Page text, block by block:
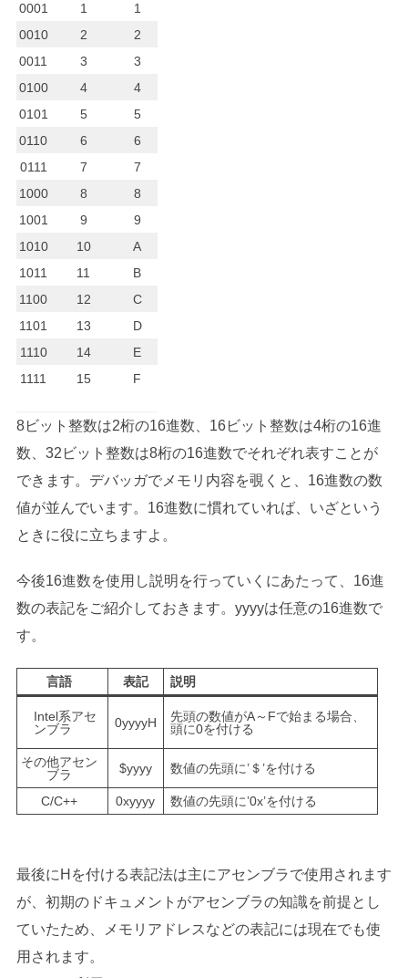
0001
1
1
0010
2
2
0011
3
3
0100
4
4
0101
5
5
0110
6
6
0111
7
7
1000
8
8
1001
9
9
1010
10
A
1011
11
B
1100
12
C
1101
13
D
1110
14
E
1111
15 F
8ビット整数は2桁の16進数、16ビット整数は4桁の16進
数、32ビット整数は8桁の16進数でそれぞれ表すことが
できます。デバッガでメモリ内容を覗くと、16進数の数
値が並んでいます。16進数に慣れていれば、いざという
ときに役に立ちますよ。
今後16進数を使用し説明を行っていくにあたって、16進
数の表記をご紹介しておきます。yyyyは任意の16進数で
す。
言語 表記 説明
Intel系アセ
ンブラ
0yyyyH
先頭の数値がA～Fで始まる場合、
頭に0を付ける
その他アセン
ブラ
$yyyy 数値の先頭に’＄’を付ける
C/C++ 0xyyyy 数値の先頭に’0x’を付ける
最後にHを付ける表記法は主にアセンブラで使用されます
が、初期のドキュメントがアセンブラの知識を前提とし
ていたため、メモリアドレスなどの表記には現在でも使
用されます。